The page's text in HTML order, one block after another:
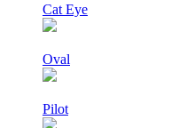
Cat Eye
Oval
Pilot